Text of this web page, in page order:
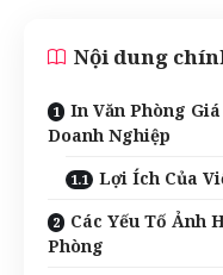
Nội dung
In Văn Phòng
Doanh Nghiệp
Lợi Ích Của
Các Yếu Tố Ảnh
Phòng